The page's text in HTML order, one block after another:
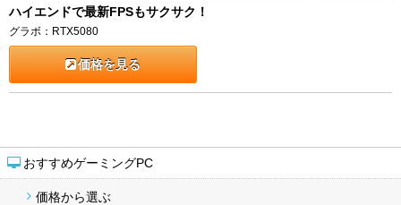
おすすめゲーミングPC
価格から選ぶ
ハイエンドで最新FPSもサクサク！
グラボ：RTX5080
価格を見る